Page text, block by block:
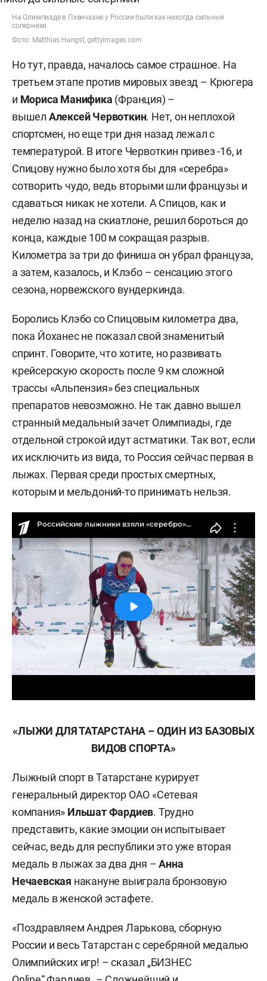
На Олимпиаде в Пхенчхане у России были как никогда сильные
соперники
Фото: Matthias Hangst, gettyimages.com
Но тут, правда, началось самое страшное. На
третьем этапе против мировых звезд – Крюгера
и Мориса Манифика (Франция) –
вышел Алексей Червоткин. Нет, он неплохой
спортсмен, но еще три дня назад лежал с
температурой. В итоге Червоткин привез -16, и
Спицову нужно было хотя бы для «серебра»
сотворить чудо, ведь вторыми шли французы и
сдаваться никак не хотели. А Спицов, как и
неделю назад на скиатлоне, решил бороться до
конца, каждые 100 м сокращая разрыв.
Километра за три до финиша он убрал француза,
а затем, казалось, и Клэбо – сенсацию этого
сезона, норвежского вундеркинда.
Боролись Клэбо со Спицовым километра два,
пока Йоханес не показал свой знаменитый
спринт. Говорите, что хотите, но развивать
крейсерскую скорость после 9 км сложной
трассы «Альпензия» без специальных
препаратов невозможно. Не так давно вышел
странный медальный зачет Олимпиады, где
отдельной строкой идут астматики. Так вот, если
их исключить из вида, то Россия сейчас первая в
лыжах. Первая среди простых смертных,
которым и мельдоний-то принимать нельзя.
«ЛЫЖИ ДЛЯ ТАТАРСТАНА – ОДИН ИЗ БАЗОВЫХ
ВИДОВ СПОРТА»
Лыжный спорт в Татарстане курирует
генеральный директор ОАО «Сетевая
компания» Ильшат Фардиев. Трудно
представить, какие эмоции он испытывает
сейчас, ведь для республики это уже вторая
медаль в лыжах за два дня –Анна
Нечаевская накануне выиграла бронзовую
медаль в женской эстафете.
«Поздравляем Андрея Ларькова, сборную
России и весь Татарстан с серебряной медалью
Олимпийских игр! – сказал „БИЗНЕС